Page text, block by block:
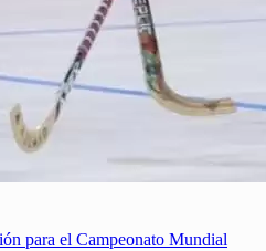
para el Campeonato Mundial